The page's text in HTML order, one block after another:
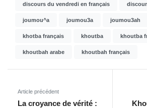
discours du vendredi en français
joumou^a joumou3a joumou3ah
khotba français khoutba khoutba
khoutbah arabe khoutbah français
Article précédent
La croyance de vérité :